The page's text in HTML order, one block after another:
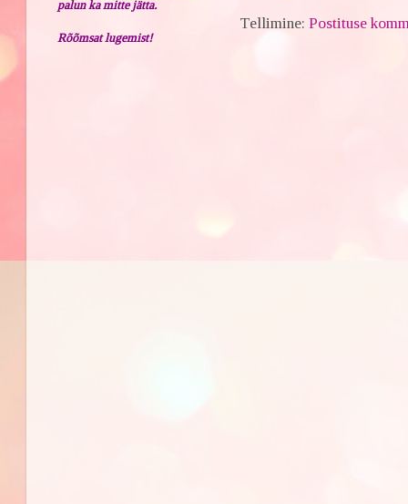
Tellimine:Postituse
palun ka mitte jätta.
Rõõmsat lugemist!